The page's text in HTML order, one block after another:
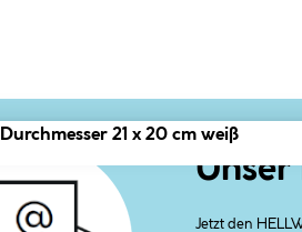
21 x 20 cm weiß
Unser
Jetzt den